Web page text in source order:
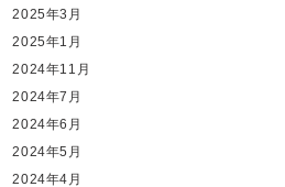
2025年3月
2025年1月
2024年11月
2024年7月
2024年6月
2024年5月
2024年4月